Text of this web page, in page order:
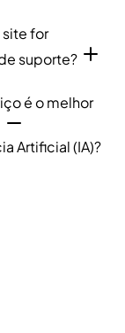
for
suporte?
é o melhor
Artificial (IA)?